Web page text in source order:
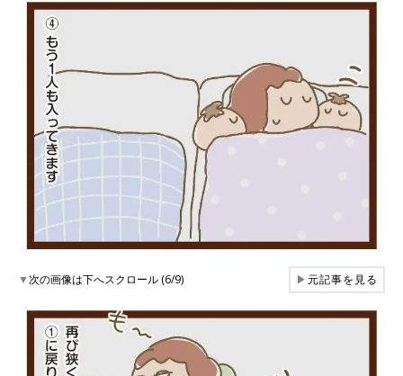
▼次の画像は下へスクロール (6/9) ▶元記事を見る